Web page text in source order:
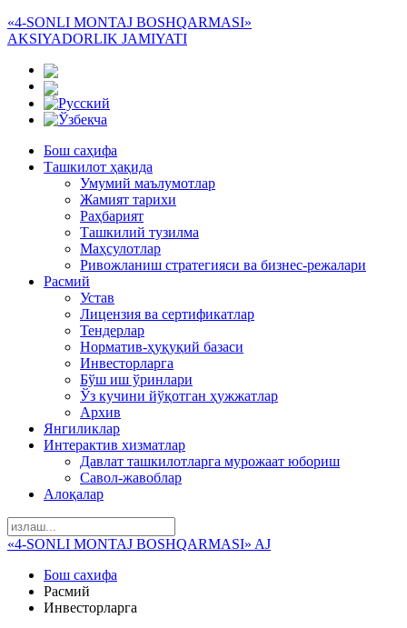
«4-SONLI MONTAJ BOSHQARMASI»
AKSIYADORLIK JAMIYATI
Бош саҳифа
Ташкилот ҳақида
Умумий маълумотлар
Жамият тарихи
Раҳбарият
Ташкилий тузилма
Маҳсулотлар
Ривожланиш стратегияси ва бизнес-режалари
Расмий
Устав
Лицензия ва сертификатлар
Тендерлар
Норматив-ҳуқуқий базаси
Инвесторларга
Бўш иш ўринлари
Ўз кучини йўқотган ҳужжатлар
Архив
Янгиликлар
Интерактив хизматлар
Давлат ташкилотларга мурожаат юбориш
Савол-жавоблар
Алоқалар
«4-SONLI MONTAJ BOSHQARMASI» AJ
Бош сахифа
Расмий
Инвесторларга